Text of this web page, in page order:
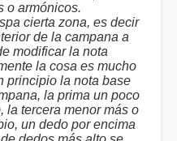
o armónicos.
cierta zona, es decir
de la campana a
modificar la nota
la cosa es mucho
principio la nota base
la prima un poco
la tercera menor más o
un dedo por encima